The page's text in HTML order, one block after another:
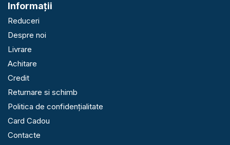
Informaţii
Reduceri
Despre noi
Livrare
Achitare
Credit
Returnare si schimb
Politica de confidențialitate
Card Cadou
Contacte